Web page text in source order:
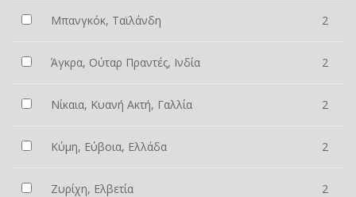
Μπανγκόκ, Ταϊλάνδη 2
Άγκρα, Ούταρ Πραντές, Ινδία 2
Νίκαια, Κυανή Ακτή, Γαλλία 2
Κύμη, Εύβοια, Ελλάδα 2
Ζυρίχη, Ελβετία 2